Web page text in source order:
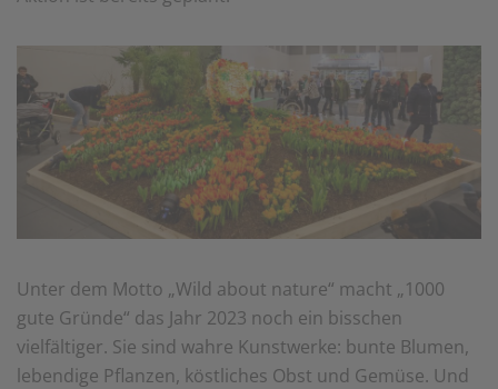
Unter dem Motto „Wild about nature“ macht „1000
gute Gründe“ das Jahr 2023 noch ein bisschen
vielfältiger. Sie sind wahre Kunstwerke: bunte Blumen,
lebendige Pflanzen, köstliches Obst und Gemüse. Und